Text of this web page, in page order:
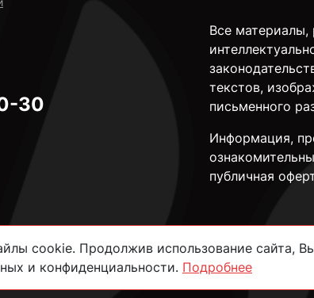
Все материалы,
текстов,
письменного
Информация,
публичная
30
cookie. Продолжив использование сайта,
и конфиденциальности. Подробнее